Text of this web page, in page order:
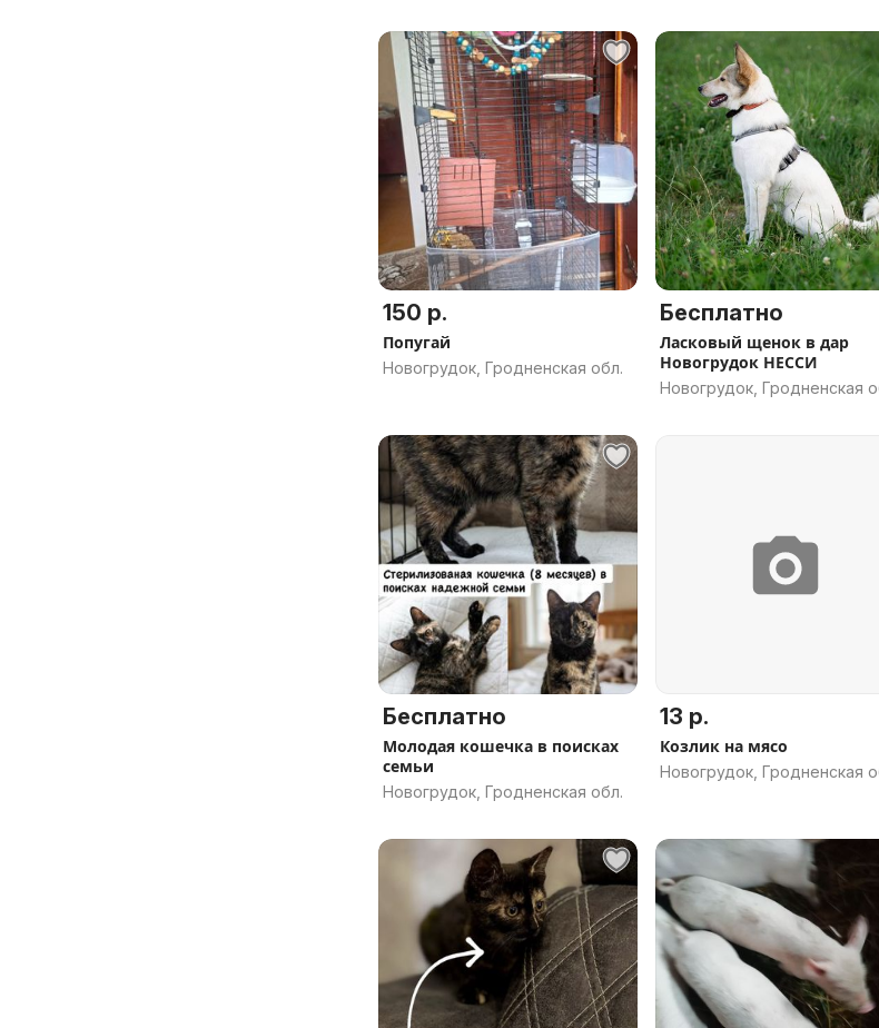
150 р.
Попугай
Новогрудок, Гродненская обл.
Бесплатно
Ласковый щенок в дар
Новогрудок НЕССИ
Новогрудок, Гродненская
Бесплатно
Молодая кошечка в поисках
семьи
Новогрудок, Гродненская обл.
13 р.
Козлик на мясо
Новогрудок, Гродненская